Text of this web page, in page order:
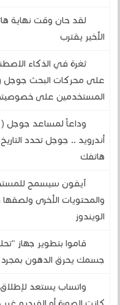
الأخير يقترب
ثغرة في الذكاء
المستخدمين على
أندرويد .. جوجل تحدد
هاتفك
آيفون سيسمح
والمحتويات الأخرى
الويندوز
قاموا بتطوير جهاز
جسمك يحرق الدهون بمجرد
واتساب يستعد لإطلاق